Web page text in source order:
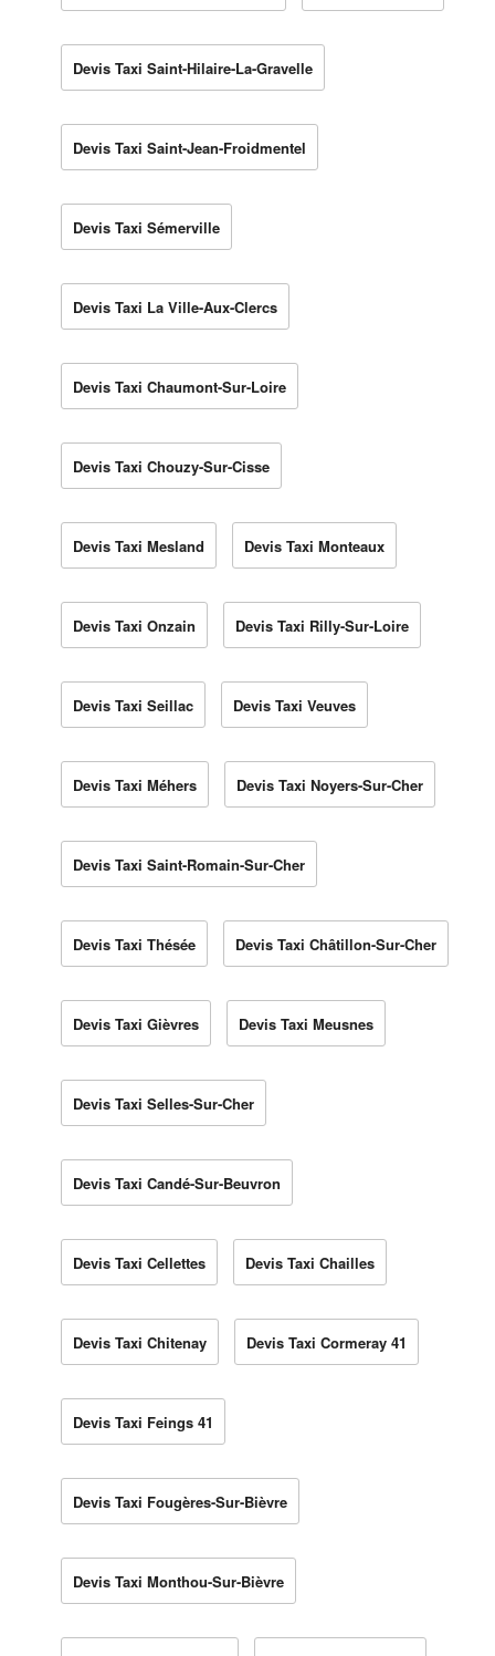
Devis Taxi Saint-Hilaire-La-Gravelle
Devis Taxi Saint-Jean-Froidmentel
Devis Taxi Sémerville
Devis Taxi La Ville-Aux-Clercs
Devis Taxi Chaumont-Sur-Loire
Devis Taxi Chouzy-Sur-Cisse
Devis Taxi Mesland Devis Taxi Monteaux
Devis Taxi Onzain Devis Taxi Rilly-Sur-Loire
Devis Taxi Seillac Devis Taxi Veuves
Devis Taxi Méhers Devis Taxi Noyers-Sur-Cher
Devis Taxi Saint-Romain-Sur-Cher
Devis Taxi Thésée Devis Taxi Châtillon-Sur-Cher
Devis Taxi Gièvres Devis Taxi Meusnes
Devis Taxi Selles-Sur-Cher
Devis Taxi Candé-Sur-Beuvron
Devis Taxi Cellettes Devis Taxi Chailles
Devis Taxi Chitenay Devis Taxi Cormeray 41
Devis Taxi Feings 41
Devis Taxi Fougères-Sur-Bièvre
Devis Taxi Monthou-Sur-Bièvre